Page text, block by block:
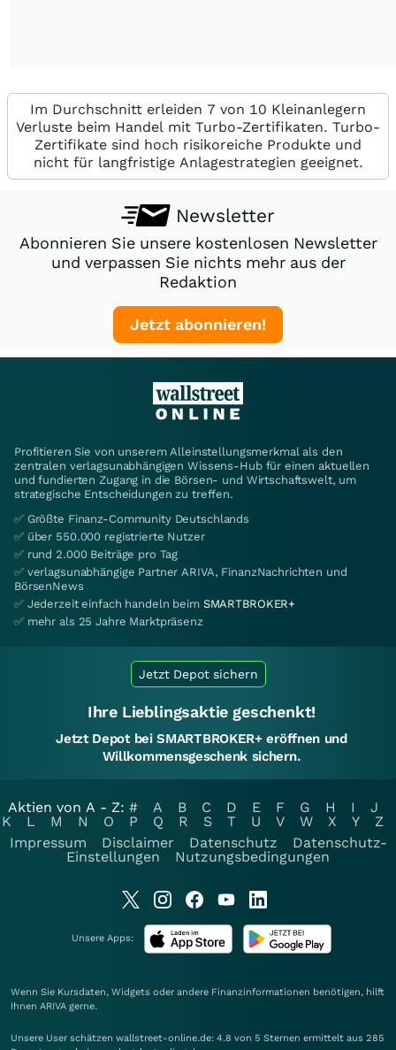
Im Durchschnitt erleiden 7 von 10 Kleinanlegern
Verluste beim Handel mit Turbo-Zertifikaten. Turbo-
Zertifikate sind hoch risikoreiche Produkte und
nicht für langfristige Anlagestrategien geeignet.
Newsletter
Abonnieren Sie unsere kostenlosen Newsletter
und verpassen Sie nichts mehr aus der
Redaktion
Jetzt abonnieren!
Profitieren Sie von unserem Alleinstellungsmerkmal als den
zentralen verlagsunabhängigen Wissens-Hub für einen aktuellen
und fundierten Zugang in die Börsen- und Wirtschaftswelt, um
strategische Entscheidungen zu treffen.
✅ Größte Finanz-Community Deutschlands
✅ über 550.000 registrierte Nutzer
✅ rund 2.000 Beiträge pro Tag
✅ verlagsunabhängige Partner ARIVA, FinanzNachrichten und
BörsenNews
✅ Jederzeit einfach handeln beim SMARTBROKER+
✅ mehr als 25 Jahre Marktpräsenz
Jetzt Depot sichern
Ihre Lieblingsaktie geschenkt!
Jetzt Depot bei SMARTBROKER+ eröffnen und
Willkommensgeschenk sichern.
Aktien von A - Z: # A B C D E F G H I
J
K
L M N O P Q R S T U V W X Y
Z
Impressum
Disclaimer Datenschutz
Datenschutz-
Einstellungen
Nutzungsbedingungen
Unsere Apps:
Wenn Sie Kursdaten, Widgets oder andere Finanzinformationen benötigen, hilft
Ihnen ARIVA gerne.
Unsere User schätzen wallstreet-online.de: 4.8 von 5 Sternen ermittelt aus 285